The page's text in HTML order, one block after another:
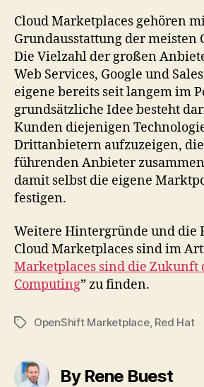
Cloud Marketplaces gehören
Grundausstattung der meisten
Die Vielzahl der großen
Web Services, Google und
eigene bereits seit langem im
grundsätzliche Idee besteht
Kunden diejenigen
Drittanbietern aufzuzeigen,
führenden Anbieter
damit selbst die eigene
festigen.
Weitere Hintergründe und die
Cloud Marketplaces sind im
Marketplaces sind die Zukunft
Computing” zu finden.
TagsOpenShift Marketplace, Red Hat
By Rene Buest